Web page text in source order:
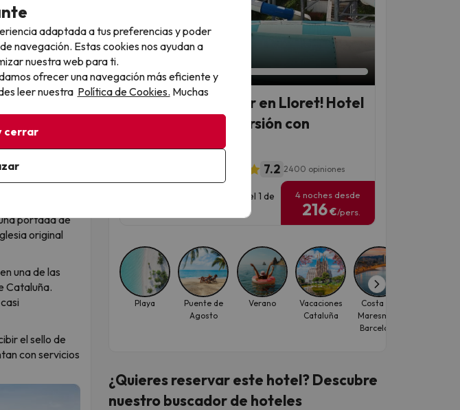
vigilancia
fundamental
que parecen
para
de
Antiaéreo
1937 para
para
portada de
original
una de las
Cataluña.
el sello de
con servicios
Quedan 2 días 8 horas
¡El planazo familiar en Lloret! Hotel
4* repleto de diversión con
7.2 2400 opiniones
Fechas para viajar: hasta el 1 de
4 noches desde
216€/pers.
Playa
Puente de
Agosto
Verano
Vacaciones
Cataluña
Costa del
Maresme -
Barcelona
¿Quieres reservar este hotel? Descubre
nuestro buscador de hoteles
adaptada a tus preferencias y poder
navegación. Estas cookies nos ayudan a
nuestra web para ti.
ofrecer una navegación más eficiente y
leer nuestra Política de Cookies. Muchas
cerrar